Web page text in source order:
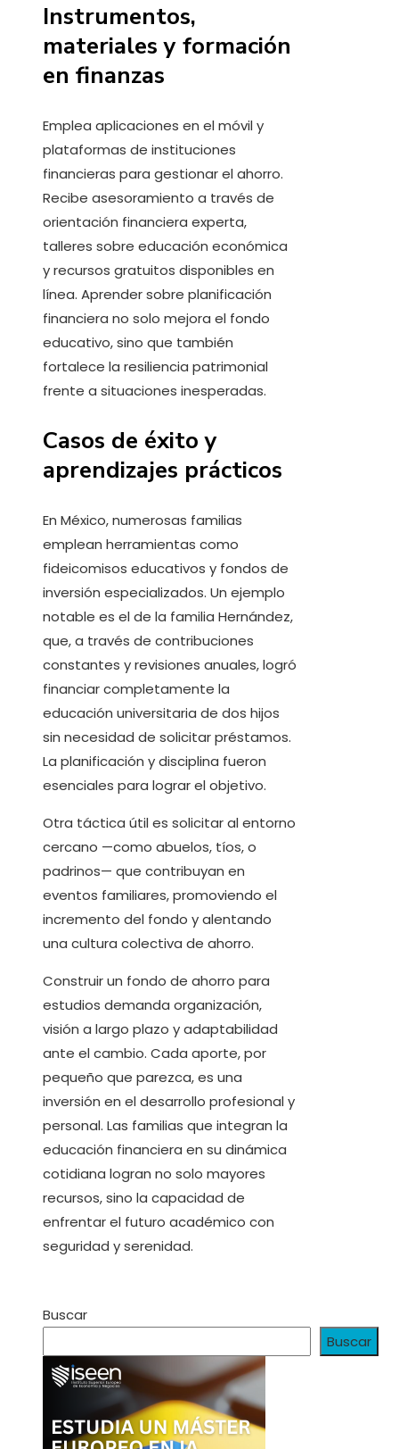
Instrumentos,
materiales y formación
en finanzas
Emplea aplicaciones en el móvil y
plataformas de instituciones
financieras para gestionar el ahorro.
Recibe asesoramiento a través de
orientación financiera experta,
talleres sobre educación económica
y recursos gratuitos disponibles en
línea. Aprender sobre planificación
financiera no solo mejora el fondo
educativo, sino que también
fortalece la resiliencia patrimonial
frente a situaciones inesperadas.
Casos de éxito y
aprendizajes prácticos
En México, numerosas familias
emplean herramientas como
fideicomisos educativos y fondos de
inversión especializados. Un ejemplo
notable es el de la familia Hernández,
que, a través de contribuciones
constantes y revisiones anuales, logró
financiar completamente la
educación universitaria de dos hijos
sin necesidad de solicitar préstamos.
La planificación y disciplina fueron
esenciales para lograr el objetivo.
Otra táctica útil es solicitar al entorno
cercano —como abuelos, tíos, o
padrinos— que contribuyan en
eventos familiares, promoviendo el
incremento del fondo y alentando
una cultura colectiva de ahorro.
Construir un fondo de ahorro para
estudios demanda organización,
visión a largo plazo y adaptabilidad
ante el cambio. Cada aporte, por
pequeño que parezca, es una
inversión en el desarrollo profesional y
personal. Las familias que integran la
educación financiera en su dinámica
cotidiana logran no solo mayores
recursos, sino la capacidad de
enfrentar el futuro académico con
seguridad y serenidad.
Buscar
Buscar